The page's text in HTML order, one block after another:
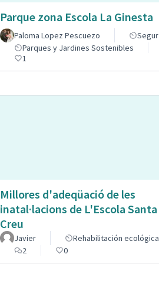
Parque zona Escola La Ginesta
Paloma Lopez Pescuezo
Segur
Parques y Jardines Sostenibles
1
Millores d'adeqüació de les
inatal·lacions de L'Escola Santa
Creu
Javier
Rehabilitación ecológica
2
0